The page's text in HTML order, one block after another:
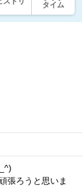
タイム
張ろうと思いま